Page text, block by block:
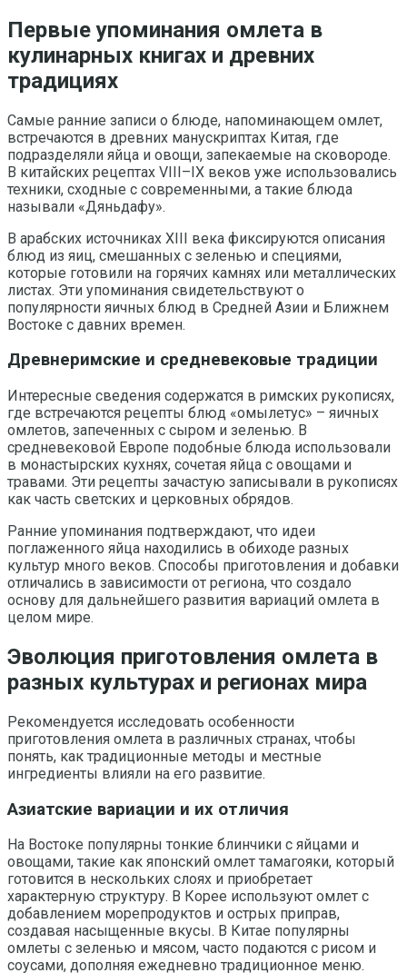
Первые упоминания омлета в
кулинарных книгах и древних
традициях
Самые ранние записи о блюде, напоминающем омлет,
встречаются в древних манускриптах Китая, где
подразделяли яйца и овощи, запекаемые на сковороде.
В китайских рецептах VIII–IX веков уже использовались
техники, сходные с современными, а такие блюда
называли «Дяньдафу».
В арабских источниках XIII века фиксируются описания
блюд из яиц, смешанных с зеленью и специями,
которые готовили на горячих камнях или металлических
листах. Эти упоминания свидетельствуют о
популярности яичных блюд в Средней Азии и Ближнем
Востоке с давних времен.
Древнеримские и средневековые традиции
Интересные сведения содержатся в римских рукописях,
где встречаются рецепты блюд «омылетус» – яичных
омлетов, запеченных с сыром и зеленью. В
средневековой Европе подобные блюда использовали
в монастырских кухнях, сочетая яйца с овощами и
травами. Эти рецепты зачастую записывали в рукописях
как часть светских и церковных обрядов.
Ранние упоминания подтверждают, что идеи
поглаженного яйца находились в обиходе разных
культур много веков. Способы приготовления и добавки
отличались в зависимости от региона, что создало
основу для дальнейшего развития вариаций омлета в
целом мире.
Эволюция приготовления омлета в
разных культурах и регионах мира
Рекомендуется исследовать особенности
приготовления омлета в различных странах, чтобы
понять, как традиционные методы и местные
ингредиенты влияли на его развитие.
Азиатские вариации и их отличия
На Востоке популярны тонкие блинчики с яйцами и
овощами, такие как японский омлет тамагояки, который
готовится в нескольких слоях и приобретает
характерную структуру. В Корее используют омлет с
добавлением морепродуктов и острых приправ,
создавая насыщенные вкусы. В Китае популярны
омлеты с зеленью и мясом, часто подаются с рисом и
соусами, дополняя ежедневно традиционное меню.